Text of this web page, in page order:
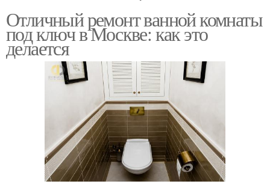
Отличный ремонт ванной комнаты
под ключ в Москве: как это
делается